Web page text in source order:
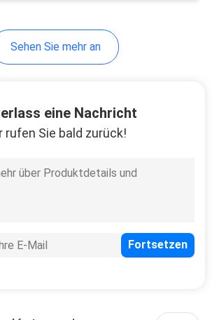
Sehen Sie mehr an
eine Nachricht
rufen Sie bald zurück!